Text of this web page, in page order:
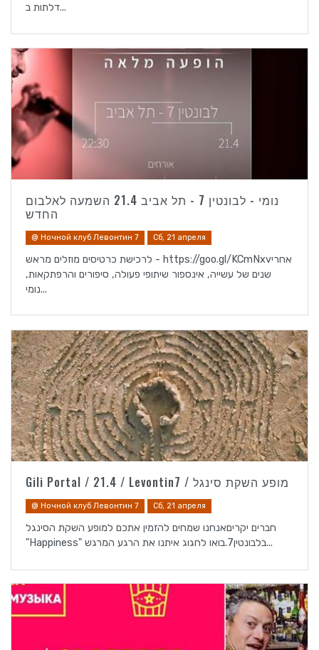
דלתות ב...
נומי - לבונטין 7 - תל אביב 21.4 השמעה לאלבום
החדש
@ Ночной клуб Левонтин 7 Сб, 21 апреля
לרכישת כרטיסים מוזלים מראש - https://goo.gl/KCmNxvאחרי
שנים של עשייה, אינספור שיתופי פעולה, סיפורים והרפתקאות,
נומי...
Gili Portal / 21.4 / Levontin7 / מופע השקת סינגל
@ Ночной клуб Левонтин 7 Сб, 21 апреля
חברים יקריםאנחנו שמחים להזמין אתכם למופע השקת הסינגל
"Happiness" בלבונטין7.בואו לחגוג איתנו את הרגע המרגש...